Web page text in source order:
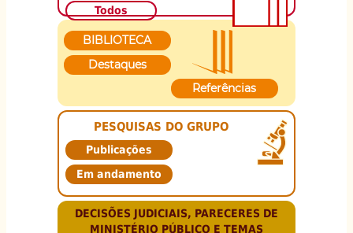
Todos
BIBLIOTECA
Destaques
Referências
PESQUISAS DO GRUPO
Publicações
Em andamento
DECISÕES JUDICIAIS, PARECERES DE
MINISTÉRIO PÚBLICO E TEMAS